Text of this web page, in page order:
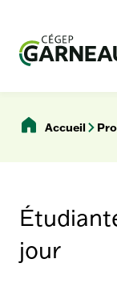
contenu
Rechercher
Accueil
jour